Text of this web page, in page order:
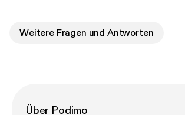
Weitere Fragen und Antworten
Über Podimo